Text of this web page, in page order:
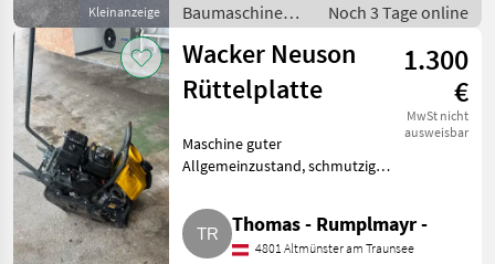
Kleinanzeige
Baumaschinen /
Kleingeräte
Noch 3 Tage online
Wacker Neuson
Rüttelplatte
1.300
€
MwSt nicht
ausweisbar
Maschine guter
Allgemeinzustand, schmutzig
Baumaschinen Kleingeräte
Thomas - Rumplmayr -
4801 Altmünster am Traunsee